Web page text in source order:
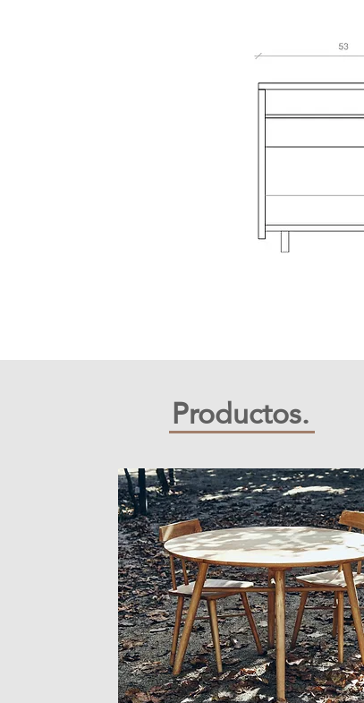
​Productos.